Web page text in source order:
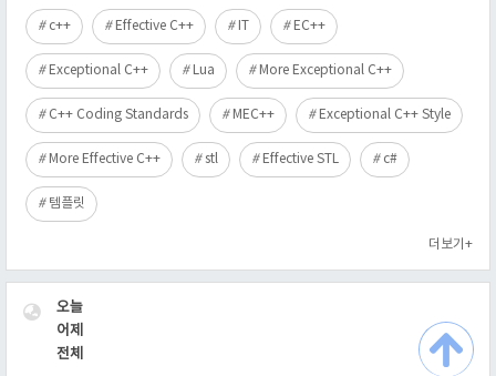
c++ Effective C++ IT EC++
Exceptional C++ Lua More Exceptional C++
C++ Coding Standards MEC++ Exceptional C++ Style
More Effective C++ stl Effective STL c#
템플릿
더보기+
VISITOR
오늘
어제
전체